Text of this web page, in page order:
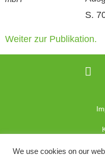
S.
Weiter zur Publikation.
We use cookies on our